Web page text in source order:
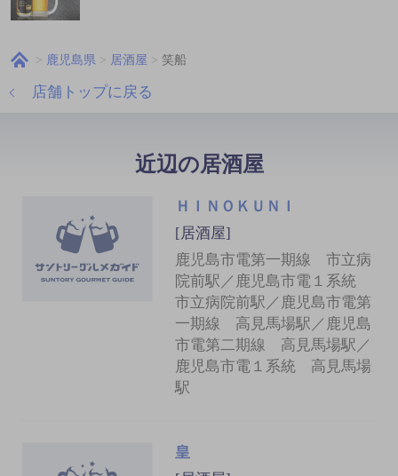
鹿児島県 居酒屋 笑船
店舗トップに戻る
近辺の居酒屋
ＨＩＮＯＫＵＮＩ
[居酒屋]
鹿児島市電第一期線 市立病
院前駅／鹿児島市電１系統
市立病院前駅／鹿児島市電第
一期線 高見馬場駅／鹿児島
市電第二期線 高見馬場駅／
鹿児島市電１系統 高見馬場
駅
皇